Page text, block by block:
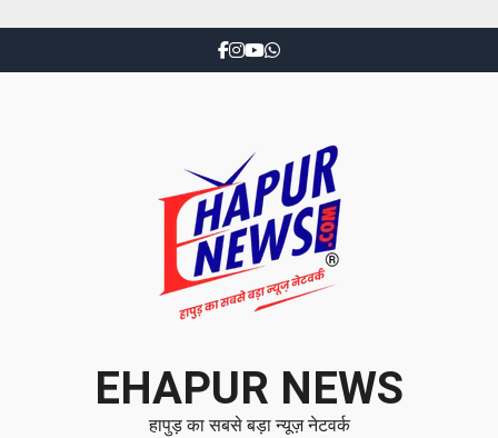
EHAPUR NEWS
हापुड़ का सबसे बड़ा न्यूज़ नेटवर्क